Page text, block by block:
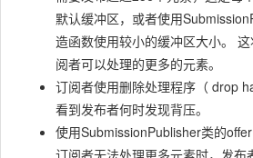
默认缓冲区，或者使用
造函数使用较小的缓冲区大小。
阅者可以处理的更多的元素。
订阅者使用删除处理程序（ drop
看到发布者何时发现背压。
使用SubmissionPublisher类的
订阅者无法处理更多元素时，发布